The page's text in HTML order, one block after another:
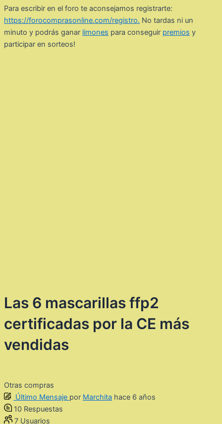
Para escribir en el foro te aconsejamos registrarte:
https://forocomprasonline.com/registro. No tardas ni un
minuto y podrás ganar limones para conseguir premios y
participar en sorteos!
Las 6 mascarillas ffp2
certificadas por la CE más
vendidas
Otras compras
Último Mensaje por Marchita hace 6 años
10 Respuestas
7 Usuarios